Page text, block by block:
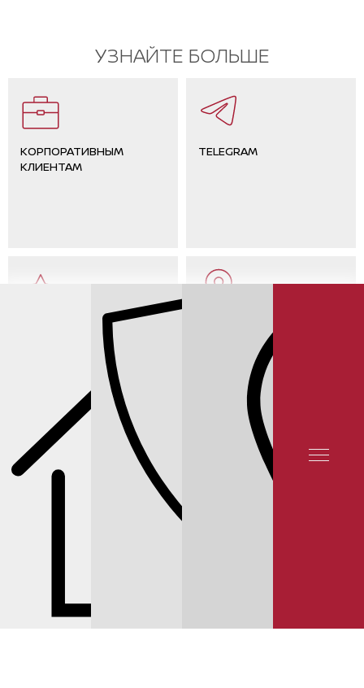
УЗНАЙТЕ БОЛЬШЕ
КОРПОРАТИВНЫМ
КЛИЕНТАМ
TELEGRAM
ОТЗЫВЫ КЛИЕНТОВ
СЕРВИС INFINITI QX56 Z62
РЕМОНТ ТОРМОЗНЫХ МЕХАНИЗМОВ INFINITI QX56 Z62